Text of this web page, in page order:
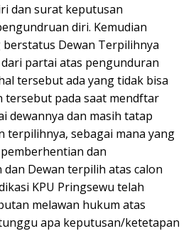
dan surat keputusan
diri. Kemudian
Dewan Terpilihnya
partai atas pengunduran
tersebut ada yang tidak bisa
tersebut pada saat mendftar
dewannya dan masih tatap
terpilihnya, sebagai mana yang
dan
Dewan terpilih atas calon
KPU Pringsewu telah
melawan hukum atas
apa keputusan/ketetapan